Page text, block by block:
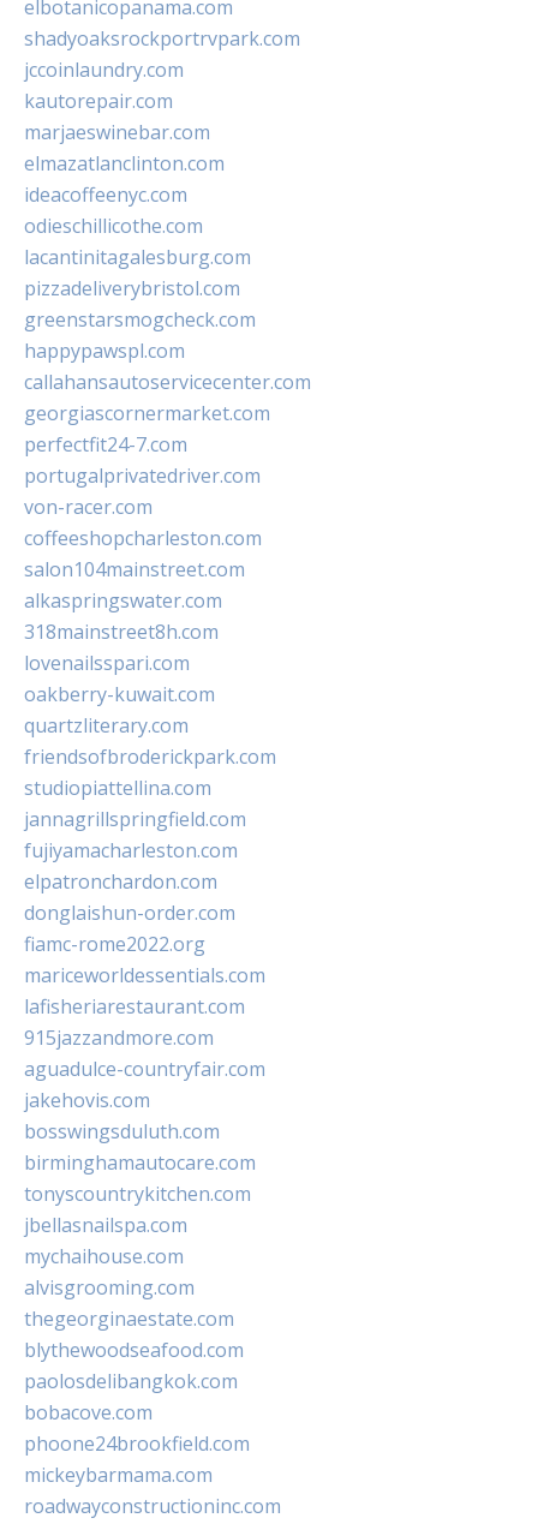
elbotanicopanama.com
shadyoaksrockportrvpark.com
jccoinlaundry.com
kautorepair.com
marjaeswinebar.com
elmazatlanclinton.com
ideacoffeenyc.com
odieschillicothe.com
lacantinitagalesburg.com
pizzadeliverybristol.com
greenstarsmogcheck.com
happypawspl.com
callahansautoservicecenter.com
georgiascornermarket.com
perfectfit24-7.com
portugalprivatedriver.com
von-racer.com
coffeeshopcharleston.com
salon104mainstreet.com
alkaspringswater.com
318mainstreet8h.com
lovenailsspari.com
oakberry-kuwait.com
quartzliterary.com
friendsofbroderickpark.com
studiopiattellina.com
jannagrillspringfield.com
fujiyamacharleston.com
elpatronchardon.com
donglaishun-order.com
fiamc-rome2022.org
mariceworldessentials.com
lafisheriarestaurant.com
915jazzandmore.com
aguadulce-countryfair.com
jakehovis.com
bosswingsduluth.com
birminghamautocare.com
tonyscountrykitchen.com
jbellasnailspa.com
mychaihouse.com
alvisgrooming.com
thegeorginaestate.com
blythewoodseafood.com
paolosdelibangkok.com
bobacove.com
phoone24brookfield.com
mickeybarmama.com
roadwayconstructioninc.com